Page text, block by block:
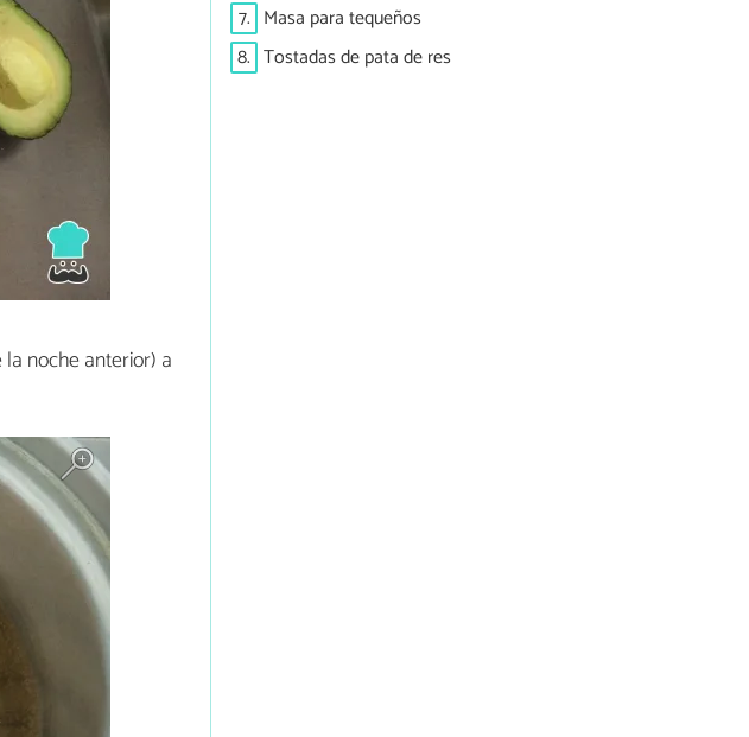
noche anterior) a
7. Masa para tequeños
8. Tostadas de pata de res